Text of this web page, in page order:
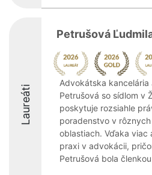
Laureáti
Petrušová
Advokátska kancelária
Petrušová so sídlom v
poskytuje rozsiahle
poradenstvo v
oblastiach. Vďaka viac
praxi v advokácii,
Petrušová bola